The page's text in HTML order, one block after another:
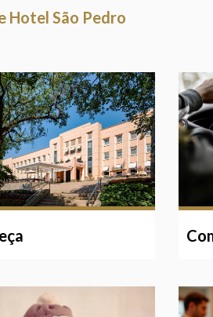
Hotel São Pedro